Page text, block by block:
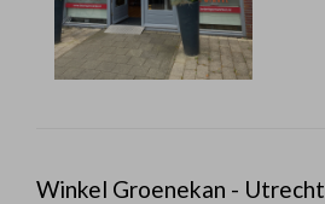
Winkel Groenekan - Utrecht